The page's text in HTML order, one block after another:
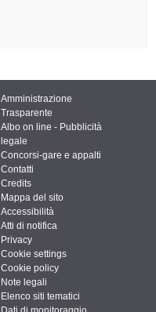
Amministrazione
Trasparente
Albo on line - Pubblicità
legale
Concorsi-gare e appalti
Contatti
Credits
Mappa del sito
Accessibilità
Atti di notifica
Privacy
Cookie settings
Cookie policy
Note legali
Elenco siti tematici